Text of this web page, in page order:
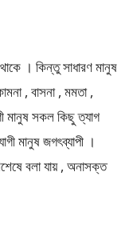
। কিন্তু সাধারণ মানুষ
, বাসনা , মমতা ,
মানুষ সকল কিছু ত্যাগ
মানুষ জগৎব্যাপী ।
বলা যায় , অনাসক্ত